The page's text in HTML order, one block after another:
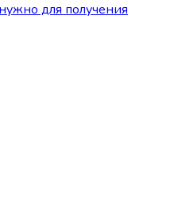
для получения